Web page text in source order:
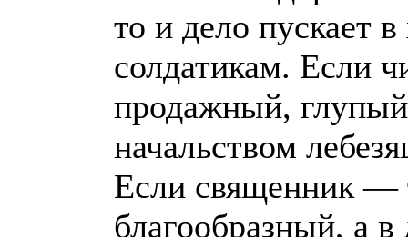
то и дело пускает
солдатикам. Если
продажный,
начальством
Если священник —
благообразный, а